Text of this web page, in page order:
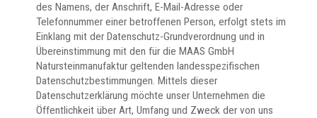
des Namens, der Anschrift, E-Mail-Adresse oder
Telefonnummer einer betroffenen Person, erfolgt stets im
Einklang mit der Datenschutz-Grundverordnung und in
Übereinstimmung mit den für die MAAS GmbH
Natursteinmanufaktur geltenden landesspezifischen
Datenschutzbestimmungen. Mittels dieser
Datenschutzerklärung möchte unser Unternehmen die
Öffentlichkeit über Art, Umfang und Zweck der von uns